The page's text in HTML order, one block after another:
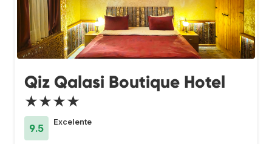
Qiz Qalasi Boutique Hotel
★★★★
9.5
Excelente